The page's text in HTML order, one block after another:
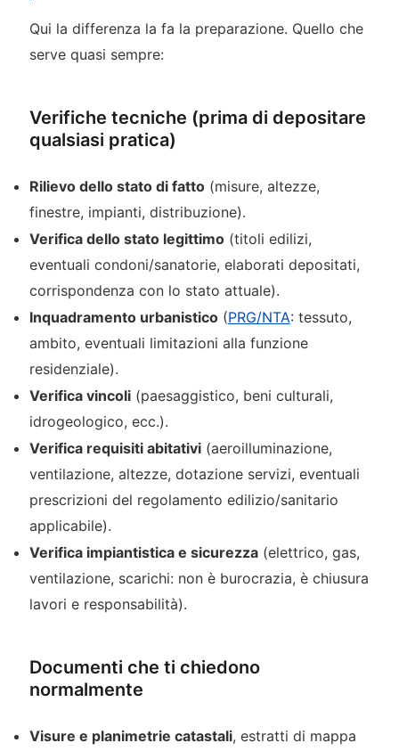
Qui la differenza la fa la preparazione. Quello che
serve quasi sempre:
Verifiche tecniche (prima di depositare
qualsiasi pratica)
Rilievo dello stato di fatto(misure, altezze,
finestre, impianti, distribuzione).
Verifica dello stato legittimo(titoli edilizi,
eventuali condoni/sanatorie, elaborati depositati,
corrispondenza con lo stato attuale).
Inquadramento urbanistico(PRG/NTA: tessuto,
ambito, eventuali limitazioni alla funzione
residenziale).
Verifica vincoli(paesaggistico, beni culturali,
idrogeologico, ecc.).
Verifica requisiti abitativi(aeroilluminazione,
ventilazione, altezze, dotazione servizi, eventuali
prescrizioni del regolamento edilizio/sanitario
applicabile).
Verifica impiantistica e sicurezza(elettrico, gas,
ventilazione, scarichi: non è burocrazia, è chiusura
lavori e responsabilità).
Documenti che ti chiedono
normalmente
Visure e planimetrie catastali, estratti di mappa